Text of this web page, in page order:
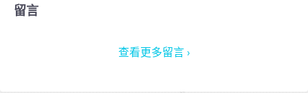
留言
查看更多留言 ›